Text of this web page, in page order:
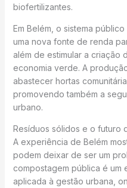
biofertilizantes.
Em Belém, o sistema
uma nova fonte de renda
além de estimular a criação
economia verde. A
abastecer hortas
promovendo também a
urbano.
Resíduos sólidos e o futuro
A experiência de Belém
podem deixar de ser um
compostagem pública é
aplicada à gestão urbana,